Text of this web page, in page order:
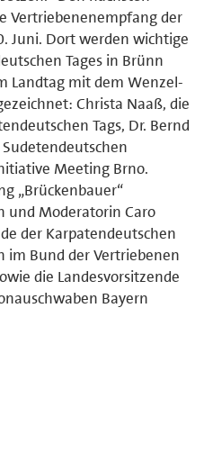
Vertriebenenempfang der
Juni. Dort werden wichtige
Tages in Brünn
Landtag mit dem Wenzel-
Christa Naaß, die
Tags, Dr. Bernd
Meeting Brno.
„Brückenbauer“
und Moderatorin Caro
der Karpatendeutschen
im Bund der Vertriebenen
die Landesvorsitzende
Bayern